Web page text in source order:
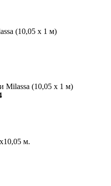
(10,05 х 1 м)
Milassa (10,05 х 1 м)
м.